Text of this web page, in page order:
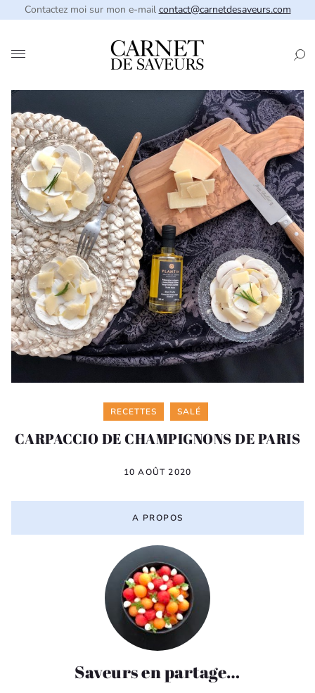
Contactez moi sur mon e-mail contact@carnetdesaveurs.com
Categories
RECETTES SALÉ
CARPACCIO DE CHAMPIGNONS DE PARIS
10 AOÛT 2020
A PROPOS
Saveurs en partage…